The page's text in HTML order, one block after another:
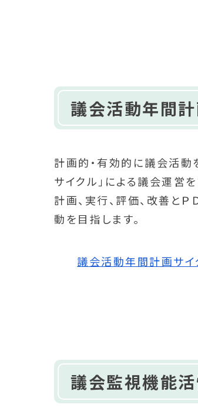
議会活動年間
計画的・有効的に議会活動
サイクル」による議会運営
計画、実行、評価、改善と
動を目指します。
議会活動年間計画サ
議会監視機能